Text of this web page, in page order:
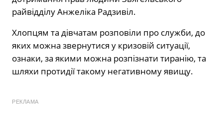
райвідділу Анжеліка Радзивіл.
Хлопцям та дівчатам розповіли про служби, до
яких можна звернутися у кризовій ситуації,
ознаки, за якими можна розпізнати тиранію, та
шляхи протидії такому негативному явищу.
РЕКЛАМА